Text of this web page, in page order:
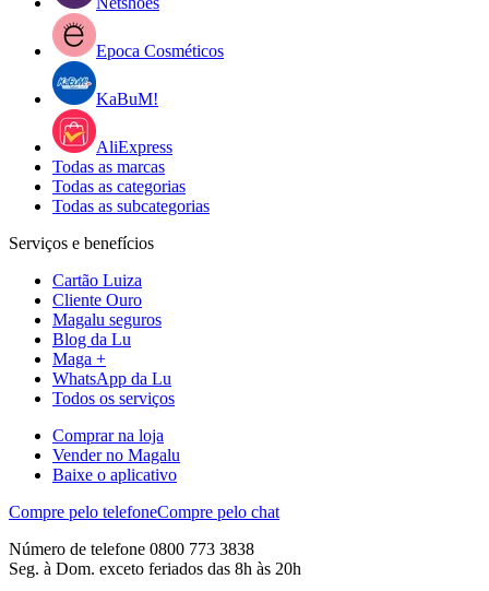
Epoca Cosméticos
KaBuM!
AliExpress
Todas as marcas
Todas as categorias
Todas as subcategorias
Serviços e benefícios
Cartão Luiza
Cliente Ouro
Magalu seguros
Blog da Lu
Maga +
WhatsApp da Lu
Todos os serviços
Comprar na loja
Vender no Magalu
Baixe o aplicativo
Compre pelo telefoneCompre pelo chat
Número de telefone 0800 773 3838
Seg. à Dom. exceto feriados das 8h às 20h